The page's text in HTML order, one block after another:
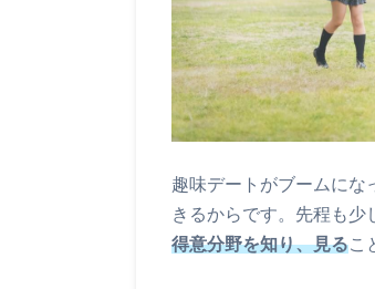
趣味デートがブームにな
きるからです。先程も少
得意分野を知り、見る こ